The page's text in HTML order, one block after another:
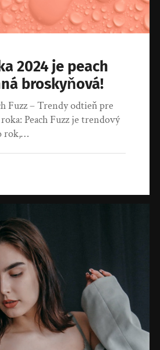
2024 je peach
broskyňová!
Fuzz – Trendy odtieň pre
Peach Fuzz je trendový
rok,…